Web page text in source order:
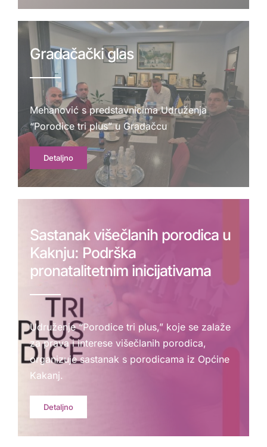
Gradačački glas
Mehanović s predstavnicima Udruženja
“Porodice tri plus” u Gradačcu
Detaljno
Sastanak višečlanih porodica u
Kaknju: Podrška
pronatalitetnim inicijativama
Udruženje “Porodice tri plus,” koje se zalaže
za prava i interese višečlanih porodica,
organizuje sastanak s porodicama iz Općine
Kakanj.
Detaljno